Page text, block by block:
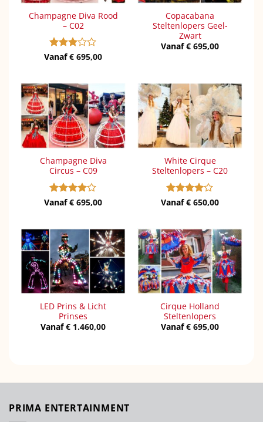
Champagne Diva Rood
– C02
Gewaardeerd
Vanaf€ 695,00
Copacabana
Steltenlopers Geel-
Zwart
Vanaf€ 695,00
Champagne Diva
Circus – C09
Gewaardeerd
Vanaf€ 695,00
White Cirque
Steltenlopers – C20
Gewaardeerd
Vanaf€ 650,00
LED Prins & Licht
Prinses
Vanaf€ 1.460,00
Cirque Holland
Steltenlopers
Vanaf€ 695,00
PRIMA ENTERTAINMENT